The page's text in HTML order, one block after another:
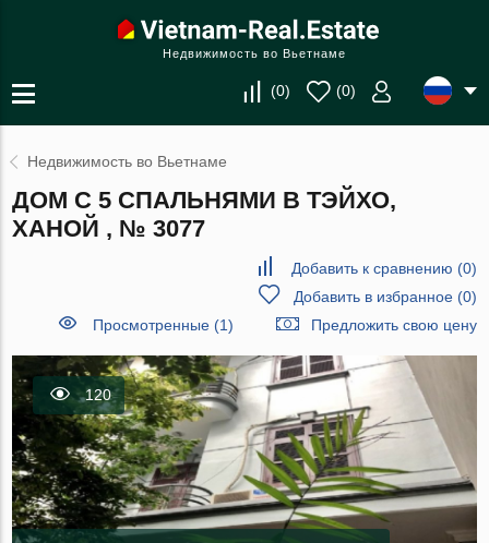
Недвижимость во Вьетнаме
(0) (0)
Недвижимость во Вьетнаме
ДОМ С 5 СПАЛЬНЯМИ В ТЭЙХО,
ХАНОЙ , № 3077
Добавить к сравнению (0)
Добавить в избранное(0)
Просмотренные (1)
Предложить свою цену
120